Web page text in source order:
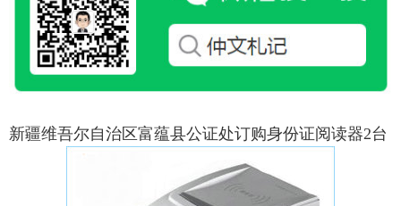
新疆维吾尔自治区富蕴县公证处订购身份证阅读器2台